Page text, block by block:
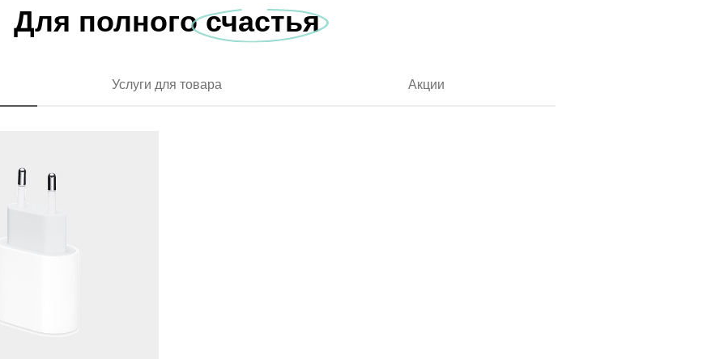
Для полного счастья
Услуги для товара Акции